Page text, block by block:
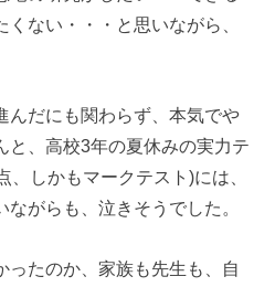
ない・・・と思いながら、
んだにも関わらず、本気でや
と、高校3年の夏休みの実力テ
、しかもマークテスト)には、
がらも、泣きそうでした。
ったのか、家族も先生も、自